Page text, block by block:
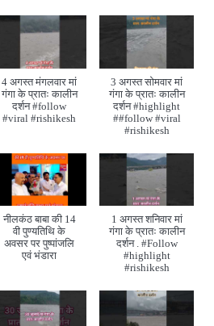
4 अगस्त मंगलवार मां
गंगा के प्रातः कालीन
दर्शन #follow
#viral #rishikesh
3 अगस्त सोमवार मां
गंगा के प्रातः कालीन
दर्शन #highlight
##follow #viral
#rishikesh
नीलकंठ बाबा की 14
वी पुण्यतिथि के
अवसर पर पुष्पांजलि
एवं भंडारा
1 अगस्त शनिवार मां
गंगा के प्रातः कालीन
दर्शन . #Follow
#highlight
#rishikesh